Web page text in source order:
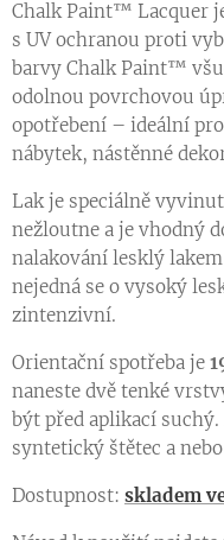
Chalk Paint™ Lacquer
s UV ochranou proti
barvy Chalk Paint™
odolnou povrchovou
opotřebení – ideální
nábytek, nástěnné
Lak je speciálně
nežloutne a je vhodný
nalakování lesklý
nejedná se o vysoký
zintenzivní.
Orientační spotřeba je
naneste dvě tenké
být před aplikací
syntetický štětec a
Dostupnost: skladem